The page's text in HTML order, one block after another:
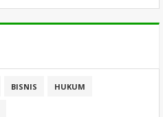
BISNIS HUKUM